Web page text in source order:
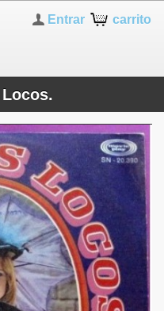
carrito
Entrar